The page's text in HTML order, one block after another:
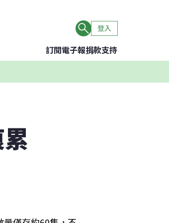
登入
訂閱電子報捐款支持